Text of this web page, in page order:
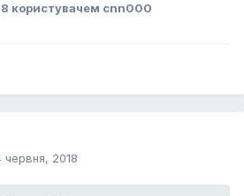
користувачем cnn000
червня, 2018